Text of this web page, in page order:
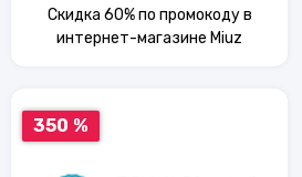
Скидка 60% по промокоду в
интернет-магазине Miuz
350 %